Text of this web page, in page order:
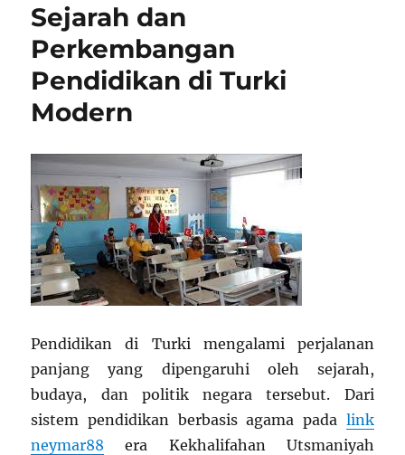
Antar
Murid
Cindo
Sejarah dan
Perkembangan
Pendidikan di Turki
Modern
Pendidikan di Turki mengalami perjalanan
panjang yang dipengaruhi oleh sejarah,
budaya, dan politik negara tersebut. Dari
sistem pendidikan berbasis agama pada link
neymar88 era Kekhalifahan Utsmaniyah